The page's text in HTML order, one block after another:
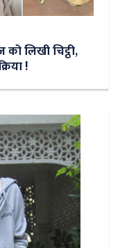
लिखी चिट्ठी,
!